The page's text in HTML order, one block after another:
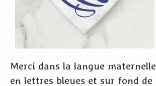
Merci dans la langue maternelle
en lettres bleues et sur fond de